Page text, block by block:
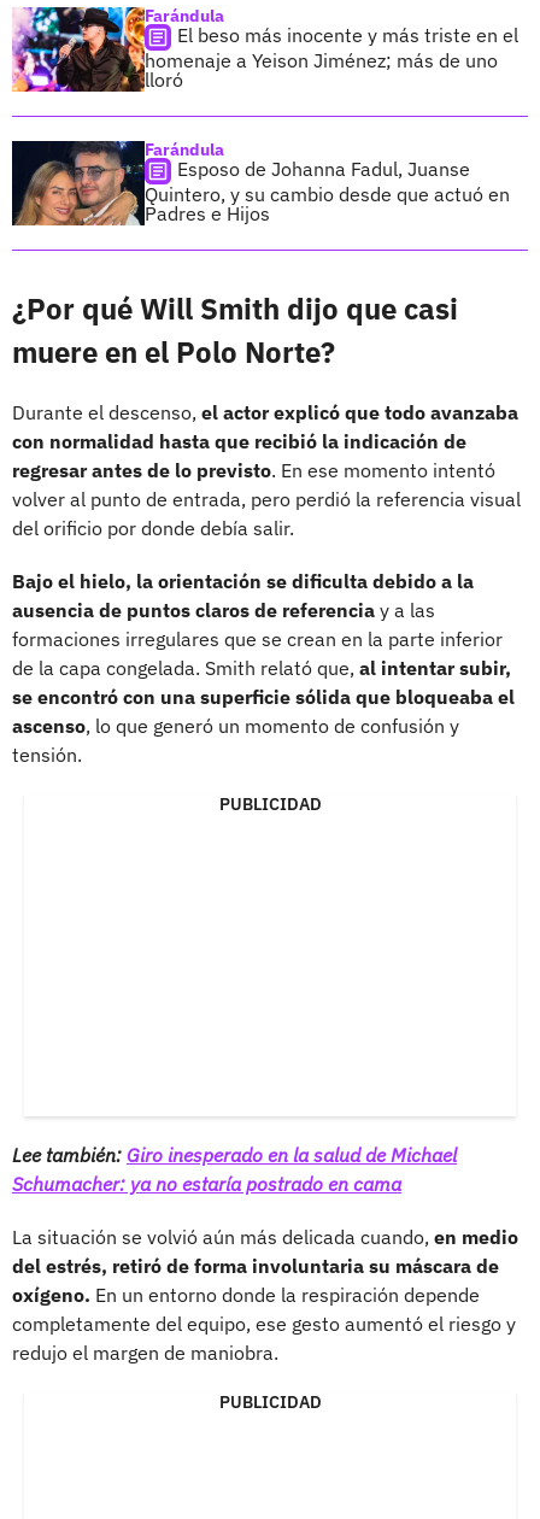
Farándula
El beso más inocente y más triste en el
homenaje a Yeison Jiménez; más de uno
lloró
Farándula
Esposo de Johanna Fadul, Juanse
Quintero, y su cambio desde que actuó en
Padres e Hijos
¿Por qué Will Smith dijo que casi
muere en el Polo Norte?
Durante el descenso, el actor explicó que todo avanzaba
con normalidad hasta que recibió la indicación de
regresar antes de lo previsto. En ese momento intentó
volver al punto de entrada, pero perdió la referencia visual
del orificio por donde debía salir.
Bajo el hielo, la orientación se dificulta debido a la
ausencia de puntos claros de referencia y a las
formaciones irregulares que se crean en la parte inferior
de la capa congelada. Smith relató que, al intentar subir,
se encontró con una superficie sólida que bloqueaba el
ascenso, lo que generó un momento de confusión y
tensión.
PUBLICIDAD
Lee también: Giro inesperado en la salud de Michael
Schumacher: ya no estaría postrado en cama
La situación se volvió aún más delicada cuando, en medio
del estrés, retiró de forma involuntaria su máscara de
oxígeno. En un entorno donde la respiración depende
completamente del equipo, ese gesto aumentó el riesgo y
redujo el margen de maniobra.
PUBLICIDAD